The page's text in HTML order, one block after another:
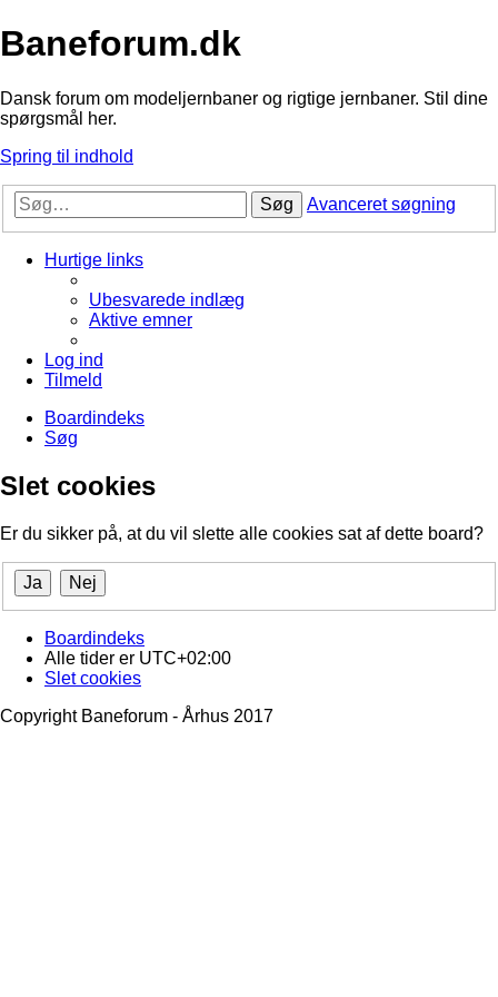
Baneforum.dk
Dansk forum om modeljernbaner og rigtige jernbaner. Stil dine
spørgsmål her.
Spring til indhold
Søg Avanceret søgning
Hurtige links
Ubesvarede indlæg
Aktive emner
Log ind
Tilmeld
Boardindeks
Søg
Slet cookies
Er du sikker på, at du vil slette alle cookies sat af dette board?
Boardindeks
Alle tider er UTC+02:00
Slet cookies
Copyright Baneforum - Århus 2017